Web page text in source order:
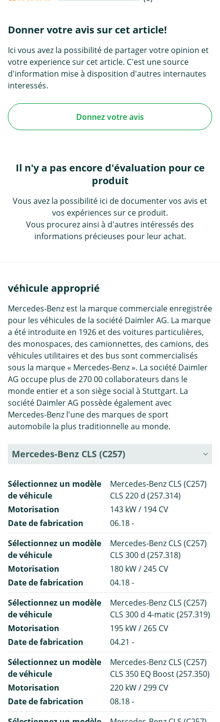
Donner votre avis sur cet article!
Ici vous avez la possibilité de partager votre opinion et
votre experience sur cet article. C'est une source
d'information mise à disposition d'autres internautes
interessés.
Donnez votre avis
Il n'y a pas encore d'évaluation pour ce
produit
Vous avez la possibilité ici de documenter vos avis et
vos expériences sur ce produit.
Vous procurez ainsi à d'autres intéressés des
informations précieuses pour leur achat.
véhicule approprié
Mercedes-Benz est la marque commerciale enregistrée
pour les véhicules de la société Daimler AG. La marque
a été introduite en 1926 et des voitures particulières,
des monospaces, des camionnettes, des camions, des
véhicules utilitaires et des bus sont commercialisés
sous la marque « Mercedes-Benz ». La société Daimler
AG occupe plus de 270 00 collaborateurs dans le
monde entier et a son siège social à Stuttgart. La
société Daimler AG possède également avec
Mercedes-Benz l'une des marques de sport
automobile la plus traditionnelle au monde.
Mercedes-Benz CLS (C257)
Sélectionnez un modèle
de véhicule
Mercedes-Benz CLS (C257)
CLS 220 d (257.314)
Motorisation
143 kW / 194 CV
Date de fabrication
06.18 -
Sélectionnez un modèle
de véhicule
Mercedes-Benz CLS (C257)
CLS 300 d (257.318)
Motorisation
180 kW / 245 CV
Date de fabrication
04.18 -
Sélectionnez un modèle
de véhicule
Mercedes-Benz CLS (C257)
CLS 300 d 4-matic (257.319)
Motorisation
195 kW / 265 CV
Date de fabrication
04.21 -
Sélectionnez un modèle
de véhicule
Mercedes-Benz CLS (C257)
CLS 350 EQ Boost (257.350)
Motorisation
220 kW / 299 CV
Date de fabrication
08.18 -